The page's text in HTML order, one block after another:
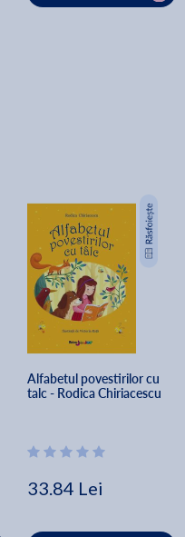
Alfabetul povestirilor cu
talc - Rodica Chiriacescu
33.84 Lei